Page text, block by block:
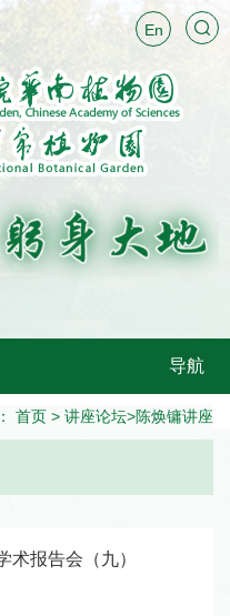
En
导航
首页 > 讲座论坛>陈焕镛讲座
术报告会（九）